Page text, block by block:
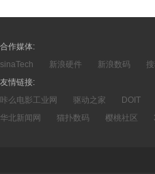
合作媒体:
sinaTech
新浪硬件 新浪数码
友情链接:
咔么电影工业网
驱动之家 DOIT
华北新闻网
猫扑数码 樱桃社区